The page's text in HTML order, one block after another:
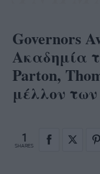
Governors
Ακαδημία
Parton,
μέλλον
1
SHARES